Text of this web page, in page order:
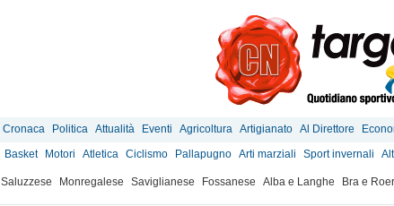
Cronaca Politica Attualità Eventi Agricoltura Artigianato Al Direttore
Basket Motori Atletica Ciclismo Pallapugno Arti marziali Sport invernali
Saluzzese Monregalese Saviglianese Fossanese Alba e Langhe Bra e